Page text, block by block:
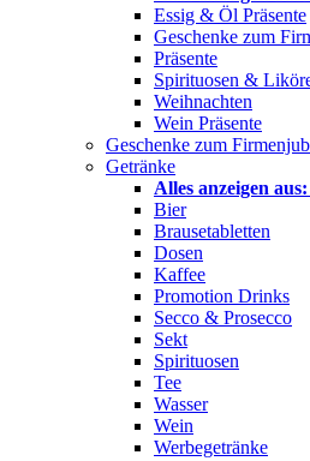
Essig & Öl Präsente
Geschenke zum
Präsente
Spirituosen &
Weihnachten
Wein Präsente
Geschenke zum
Getränke
Alles anzeigen aus:
Bier
Brausetabletten
Dosen
Kaffee
Promotion Drinks
Secco & Prosecco
Sekt
Spirituosen
Tee
Wasser
Wein
Werbegetränke